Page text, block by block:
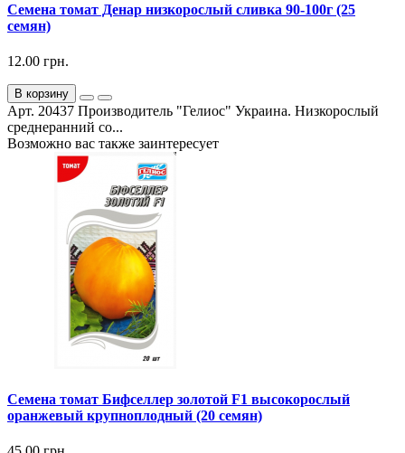
Семена томат Денар низкорослый сливка 90-100г (25
семян)
12.00 грн.
В корзину
Арт. 20437 Производитель "Гелиос" Украина. Низкорослый
среднеранний со...
Возможно вас также заинтересует
Семена томат Бифселлер золотой F1 высокорослый
оранжевый крупноплодный (20 семян)